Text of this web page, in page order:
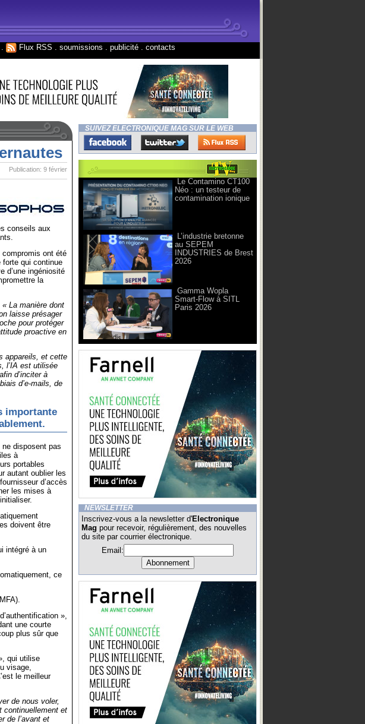
Flux RSS soumissions publicité contacts
Publication: 9 février
conseils aux
ont été
forte qui continue
d’une ingéniosité
la
« La manière dont
laisse présager
pour protéger
proactive en
appareils, et cette
l’IA est utilisée
d’inciter à
d’e-mails, de
importante
disposent pas
à
portables
autant oublier les
d’accès
les mises à
doivent être
intégré à un
ce
»,
une courte
plus sûr que
qui utilise
visage,
le meilleur
de nous voler,
continuellement et
de l’avant et
SUIVEZ ELECTRONIQUE MAG SUR LE WEB
Le Contamino CT100
Néo : un testeur de
contamination ionique
L’industrie bretonne
au SEPEM
INDUSTRIES de Brest
2026
Gamma Wopla
Smart-Flow à SITL
Paris 2026
NEWSLETTER
Inscrivez-vous a la newsletter d'Electronique
Mag pour recevoir, régulièrement, des nouvelles
du site par courrier électronique.
Email: